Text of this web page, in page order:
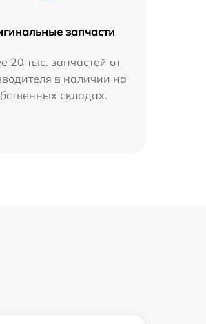
запчасти
20 тыс. запчастей от
в наличии на
складах.